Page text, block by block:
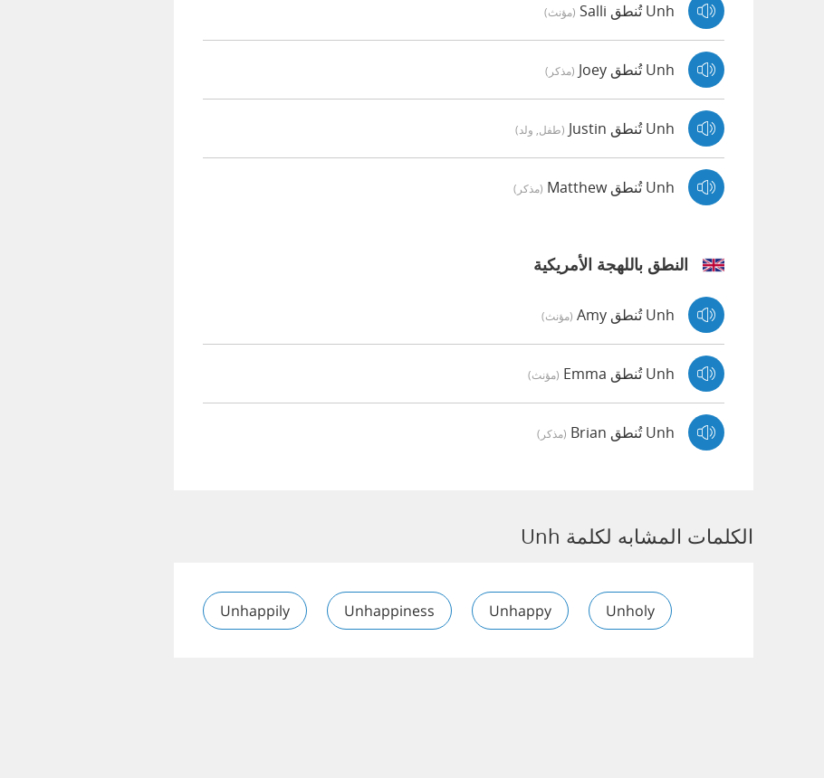
Unh تُنطق Salli (مؤنث)
Unh تُنطق Joey (مذكر)
Unh تُنطق Justin (طفل, ولد)
Unh تُنطق Matthew (مذكر)
النطق باللهجة الأمريكية
Unh تُنطق Amy (مؤنث)
Unh تُنطق Emma (مؤنث)
Unh تُنطق Brian (مذكر)
الكلمات المشابه لكلمة Unh
Unhappily Unhappiness Unhappy Unholy